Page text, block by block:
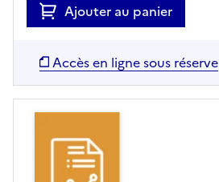
Ajouter au panier
Accès en ligne sous réserve